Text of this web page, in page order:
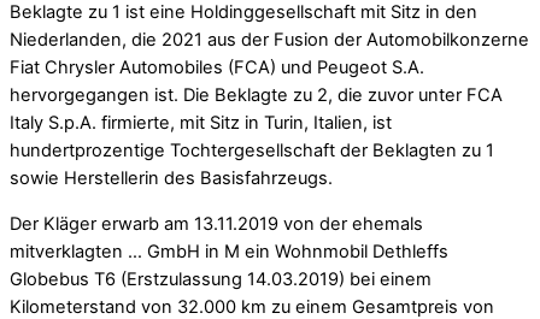
Beklagte zu 1 ist eine Holdinggesellschaft mit Sitz in den
Niederlanden, die 2021 aus der Fusion der Automobilkonzerne
Fiat Chrysler Automobiles (FCA) und Peugeot S.A.
hervorgegangen ist. Die Beklagte zu 2, die zuvor unter FCA
Italy S.p.A. firmierte, mit Sitz in Turin, Italien, ist
hundertprozentige Tochtergesellschaft der Beklagten zu 1
sowie Herstellerin des Basisfahrzeugs.
Der Kläger erwarb am 13.11.2019 von der ehemals
mitverklagten … GmbH in M ein Wohnmobil Dethleffs
Globebus T6 (Erstzulassung 14.03.2019) bei einem
Kilometerstand von 32.000 km zu einem Gesamtpreis von